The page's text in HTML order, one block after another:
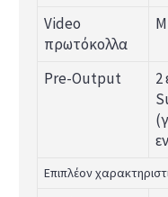
Video
πρωτόκολλα
Pre-Output
2
Επιπλέον